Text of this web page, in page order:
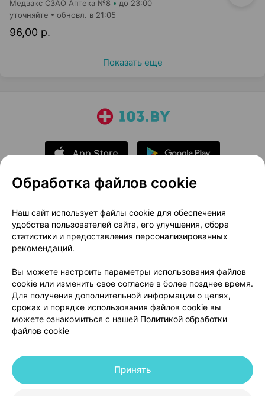
Медвакс СЗАО Аптека №8 до 23:00
96,00 р.
уточняйте обновл. в 21:05
Показать еще
О проекте
Новости проекта
Размещение рекламы
Медицинский маркетинг
Публичный договор
Доставка
Способы оплаты
Вакансии
Партнеры
Написать руководителю 103.by
Написать в поддержку
Персональные настройки Cookie
© 2026 ООО «Артокс Лаб», УНП 191700409 | 220012, Республика Беларусь,
Обработка файлов cookie
Наш сайт использует файлы cookie для обеспечения
удобства пользователей сайта, его улучшения, сбора
статистики и предоставления персонализированных
рекомендаций.
Вы можете настроить параметры использования файлов
cookie или изменить свое согласие в более позднее время.
Для получения дополнительной информации о целях,
сроках и порядке использования файлов cookie вы
можете ознакомиться с нашей Политикой обработки
файлов cookie
Принять